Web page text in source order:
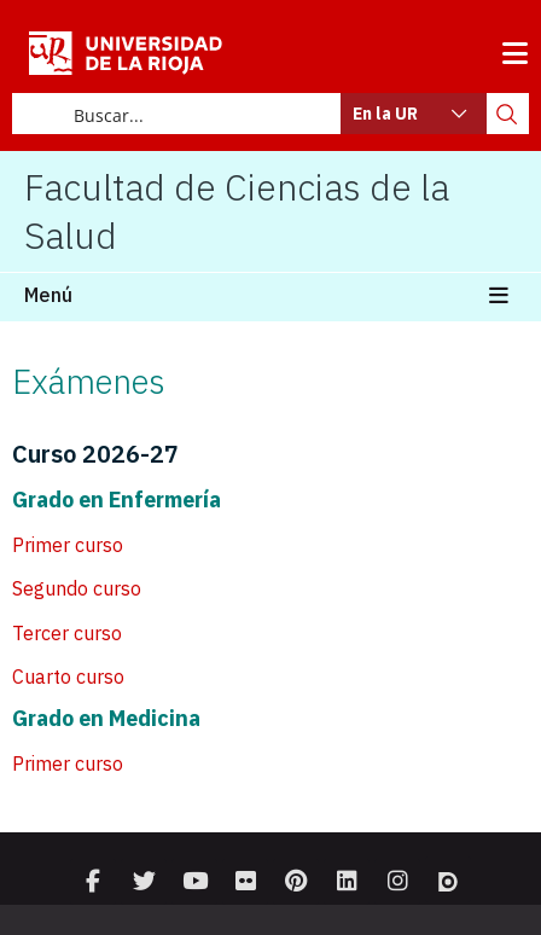
En la UR
Facultad de Ciencias de la
Salud
Menú
Exámenes
Curso 2026-27
Grado en Enfermería
Primer curso
Segundo curso
Tercer curso
Cuarto curso
Grado en Medicina
Primer curso